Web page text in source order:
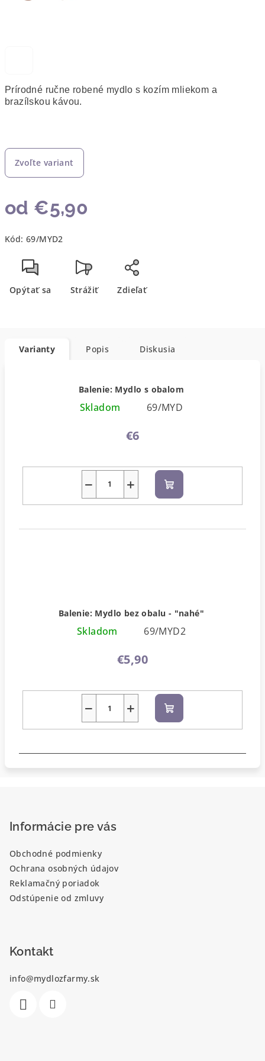
Prírodné ručne robené mydlo s kozím mliekom a
brazílskou kávou.
Zvoľte variant
od €5,90
cena:
Kód: 69/MYD2
Opýtať sa Strážiť Zdieľať
Varianty Popis Diskusia
Balenie: Mydlo s obalom
Skladom 69/MYD
€6
+
− Do
košíka
Balenie: Mydlo bez obalu - "nahé"
Skladom 69/MYD2
€5,90
+
− Do
košíka
Informácie pre vás
Obchodné podmienky
Ochrana osobných údajov
Reklamačný poriadok
Odstúpenie od zmluvy
Kontakt
info@mydlozfarmy.sk